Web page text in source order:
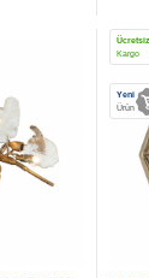
Ücretsiz
Kargo
Yeni
Ürün